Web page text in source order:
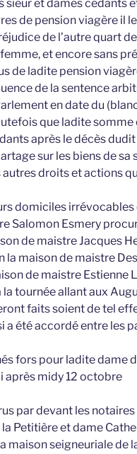
et dames cédants
de pension viagère il
de l’autre quart
et encore sans
de ladite pension
de la sentence
en date du
que ladite somme
après le décès dudit
sur les biens de sa
droits et actions
domiciles
Salomon Esmery
de maistre Jacques
la maison de maistre
de maistre Estienne
tournée allant aux
faits soient de tel
a été accordé entre les
fors pour ladite dame
après midy 12 octobre
par devant les
Petitière et dame
maison seigneuriale de